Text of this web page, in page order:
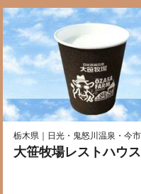
栃木県｜日光・鬼怒川温泉・今市
大笹牧場レストハウス